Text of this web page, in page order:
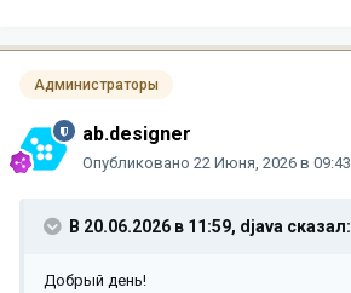
Администраторы
ab.designer
Опубликовано 22 Июня, 2026 в 09:43
В 20.06.2026 в 11:59, djava сказал:
Добрый день!